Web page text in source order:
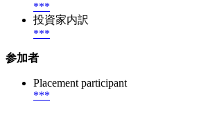
***
投資家内訳
***
参加者
Placement participant
***